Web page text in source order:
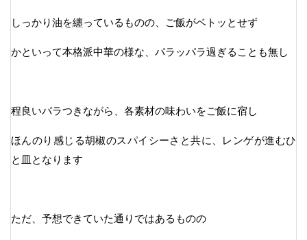
しっかり油を纏っているものの、ご飯がベトッとせず
かといって本格派中華の様な、パラッパラ過ぎることも無し
程良いパラつきながら、各素材の味わいをご飯に宿し
ほんのり感じる胡椒のスパイシーさと共に、レンゲが進むひ
と皿となります
ただ、予想できていた通りではあるものの